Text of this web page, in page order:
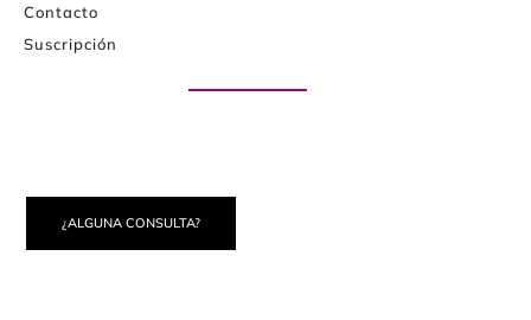
Contacto
Suscripción
¿ALGUNA CONSULTA?